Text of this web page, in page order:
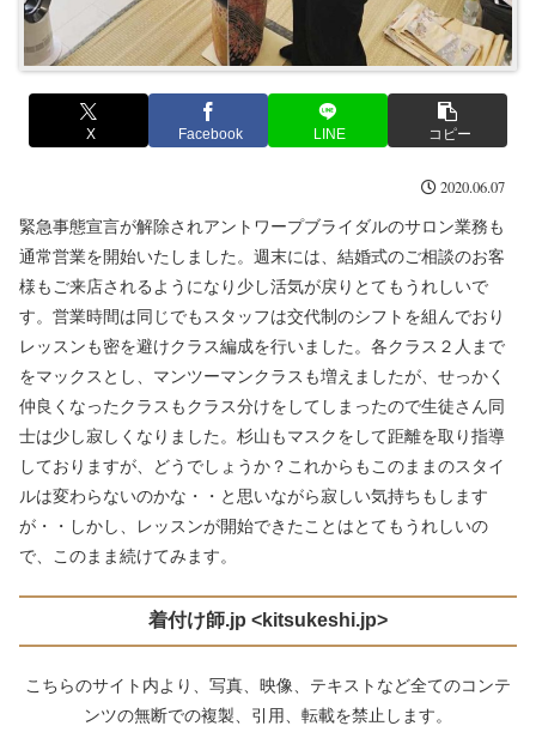
X Facebook LINE コピー
2020.06.07
緊急事態宣言が解除されアントワープブライダルのサロン業務も
通常営業を開始いたしました。週末には、結婚式のご相談のお客
様もご来店されるようになり少し活気が戻りとてもうれしいで
す。営業時間は同じでもスタッフは交代制のシフトを組んでおり
レッスンも密を避けクラス編成を行いました。各クラス２人まで
をマックスとし、マンツーマンクラスも増えましたが、せっかく
仲良くなったクラスもクラス分けをしてしまったので生徒さん同
士は少し寂しくなりました。杉山もマスクをして距離を取り指導
しておりますが、どうでしょうか？これからもこのままのスタイ
ルは変わらないのかな・・と思いながら寂しい気持ちもします
が・・しかし、レッスンが開始できたことはとてもうれしいの
で、このまま続けてみます。
着付け師.jp <kitsukeshi.jp>
こちらのサイト内より、写真、映像、テキストなど全てのコンテ
ンツの無断での複製、引用、転載を禁止します。